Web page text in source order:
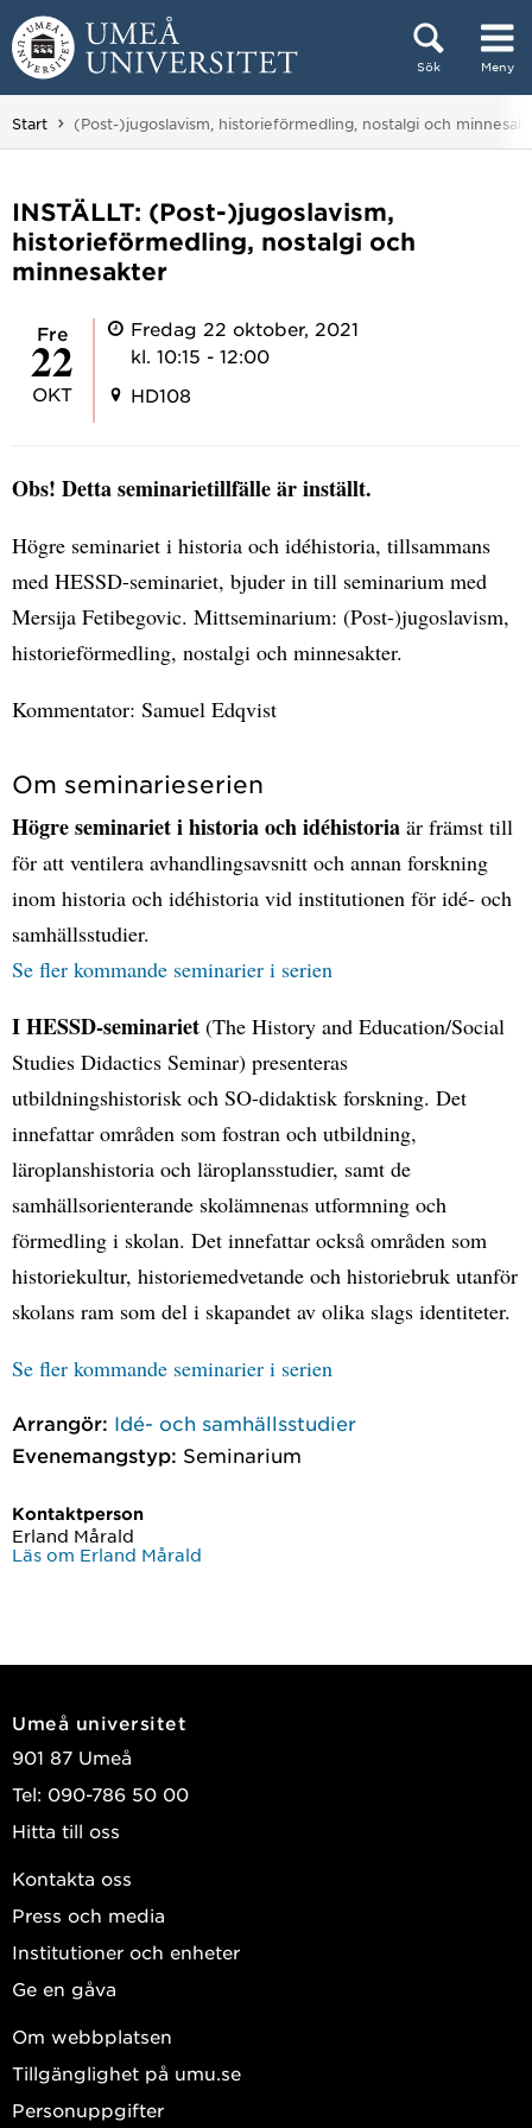
Hoppa direkt till innehållet
Sök Meny
Huvudmenyn dold.
Start Du är här:
(Post-)jugoslavism, historieförmedling, nostalgi och
INSTÄLLT: (Post-)jugoslavism,
historieförmedling, nostalgi och
minnesakter
fre
22
OKT
Fredag 22 oktober, 2021
kl. 10:15 - 12:00
HD108
Obs! Detta seminarietillfälle är inställt.
Högre seminariet i historia och idéhistoria, tillsammans
med HESSD-seminariet, bjuder in till seminarium med
Mersija Fetibegovic. Mittseminarium: (Post-)jugoslavism,
historieförmedling, nostalgi och minnesakter.
Kommentator: Samuel Edqvist
Om seminarieserien
Högre seminariet i historia och idéhistoria är främst till
för att ventilera avhandlingsavsnitt och annan forskning
inom historia och idéhistoria vid institutionen för idé- och
samhällsstudier.
Se fler kommande seminarier i serien
I HESSD-seminariet (The History and Education/Social
Studies Didactics Seminar) presenteras
utbildningshistorisk och SO-didaktisk forskning. Det
innefattar områden som fostran och utbildning,
läroplanshistoria och läroplansstudier, samt de
samhällsorienterande skolämnenas utformning och
förmedling i skolan. Det innefattar också områden som
historiekultur, historiemedvetande och historiebruk utanför
skolans ram som del i skapandet av olika slags identiteter.
Se fler kommande seminarier i serien
Arrangör: Idé- och samhällsstudier
Evenemangstyp: Seminarium
Kontaktperson
Erland Mårald
Läs om Erland Mårald
Umeå universitet
901 87 Umeå
Tel: 090-786 50 00
Hitta till oss
Kontakta oss
Press och media
Institutioner och enheter
Ge en gåva
Om webbplatsen
Tillgänglighet på umu.se
Personuppgifter